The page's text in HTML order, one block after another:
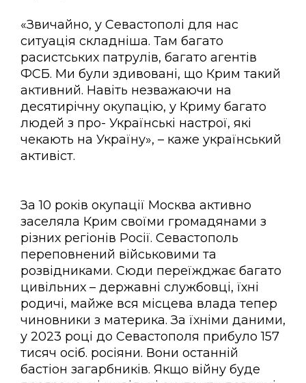
«Звичайно, у Севастополі для нас
ситуація складніша. Там багато
расистських патрулів, багато агентів
ФСБ. Ми були здивовані, що Крим такий
активний. Навіть незважаючи на
десятирічну окупацію, у Криму багато
людей з про- Українські настрої, які
чекають на Україну», – каже український
активіст.
За 10 років окупації Москва активно
заселяла Крим своїми громадянами з
різних регіонів Росії. Севастополь
переповнений військовими та
розвідниками. Сюди переїжджає багато
цивільних – державні службовці, їхні
родичі, майже вся місцева влада тепер
чиновники з материка. За їхніми даними,
у 2023 році до Севастополя прибуло 157
тисяч осіб. росіяни. Вони останній
бастіон загарбників. Якщо війну буде